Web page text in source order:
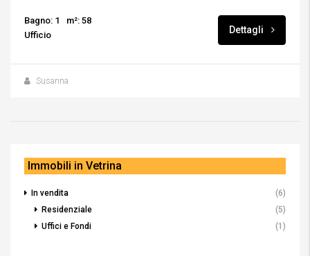
Bagno: 1
m²: 58
Ufficio
Dettagli
Susanna
Immobili in Vetrina
In vendita
Residenziale
(5)
Uffici e Fondi
(1)
(6)